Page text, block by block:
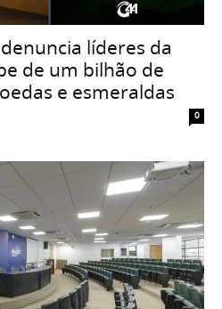
líderes da
de um bilhão de
e esmeraldas
0